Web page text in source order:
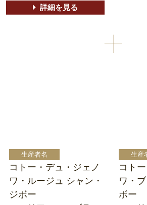
詳細を見る
コトー・デュ・ジェノ
ワ・ルージュ シャン・
ジボー
コト
ワ・
ボー